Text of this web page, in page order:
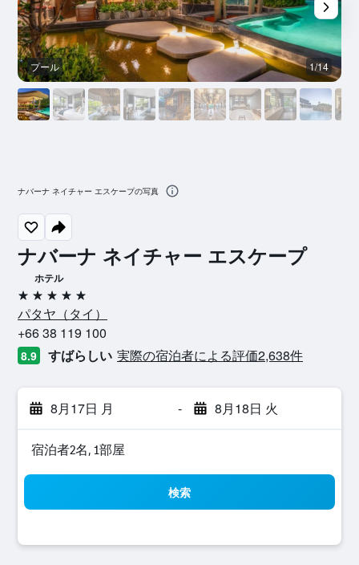
ナバーナ ネイチャー エスケープ
ホテル
5つ星
パタヤ​（タイ​）​
+66 38 119 100
8.9 すばらしい 実際の宿泊者による評価2,638​件
8月17日 月 - 8月18日 火
宿泊者2名, 1​部屋
検索
プール 1/14
ナバーナ ネイチャー エスケープの写真